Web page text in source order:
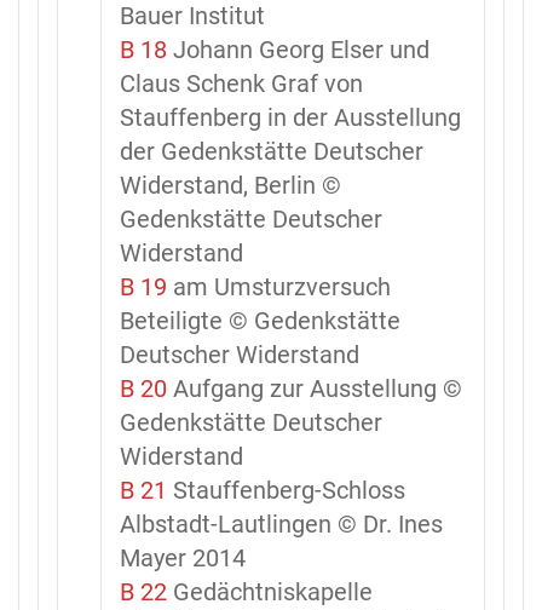
Bauer Institut
B 18 Johann Georg Elser und
Claus Schenk Graf von
Stauffenberg in der Ausstellung
der Gedenkstätte Deutscher
Widerstand, Berlin ©
Gedenkstätte Deutscher
Widerstand
B 19 am Umsturzversuch
Beteiligte © Gedenkstätte
Deutscher Widerstand
B 20 Aufgang zur Ausstellung ©
Gedenkstätte Deutscher
Widerstand
B 21 Stauffenberg-Schloss
Albstadt-Lautlingen © Dr. Ines
Mayer 2014
B 22 Gedächtniskapelle